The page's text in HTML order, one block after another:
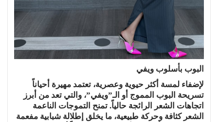
البوب بأسلوب ويفي
لإضفاء لمسة أكثر حيوية وعصرية، تعتمد مهيرة أحياناً
تسريحة البوب المموج أو الـ”ويفي”، والتي تعد من أبرز
اتجاهات الشعر الرائجة حالياً. تمنح التموجات الناعمة
الشعر كثافة وحركة طبيعية، ما يخلق إطلالة شبابية مفعمة